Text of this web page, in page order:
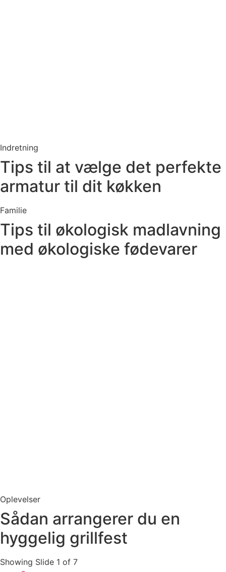
Indretning
Tips til at vælge det perfekte
armatur til dit køkken
Familie
Tips til økologisk madlavning
med økologiske fødevarer
Oplevelser
Sådan arrangerer du en
hyggelig grillfest
Showing Slide 1 of 7